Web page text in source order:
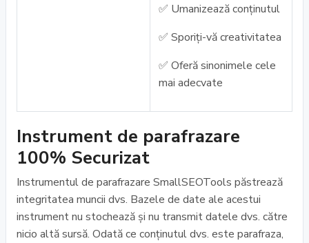
✅ Umanizează conținutul
✅ Sporiți-vă creativitatea
✅ Oferă sinonimele cele
mai adecvate
Instrument de parafrazare
100% Securizat
Instrumentul de parafrazare SmallSEOTools păstrează
integritatea muncii dvs. Bazele de date ale acestui
instrument nu stochează și nu transmit datele dvs. către
nicio altă sursă. Odată ce conținutul dvs. este parafraza,